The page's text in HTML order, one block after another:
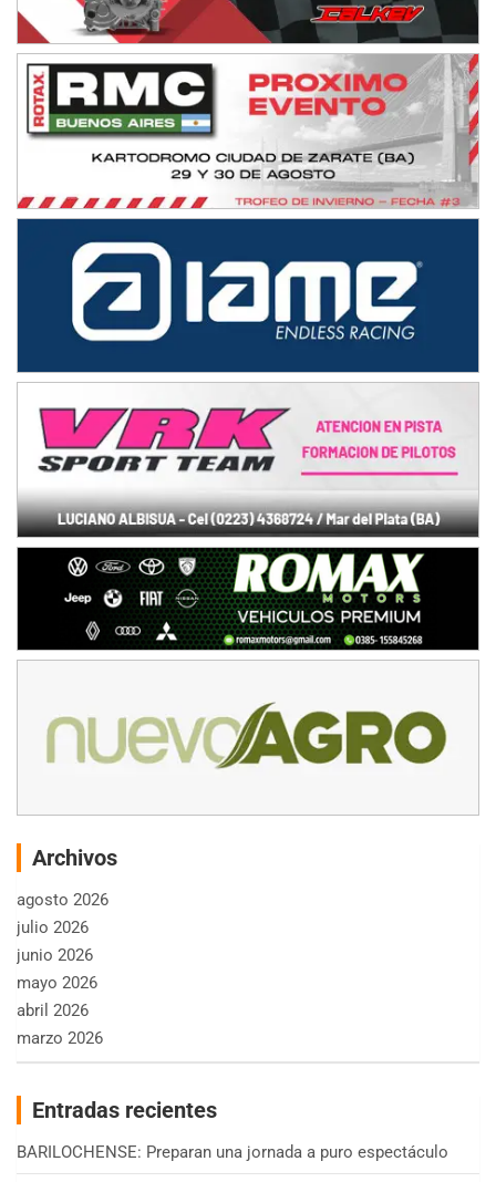
Archivos
agosto 2026
julio 2026
junio 2026
mayo 2026
abril 2026
marzo 2026
Entradas recientes
BARILOCHENSE: Preparan una jornada a puro espectáculo